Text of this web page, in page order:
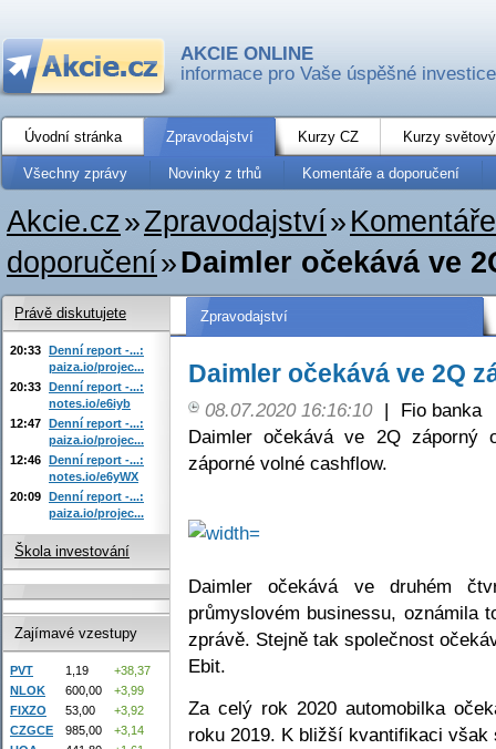
AKCIE ONLINE
informace pro Vaše úspěšné investice
Úvodní stránka Zpravodajství Kurzy CZ Kurzy
Všechny zprávy Novinky z trhů Komentáře a doporučení
Akcie.cz»Zpravodajství»
doporučení»Daimler očekává ve
Zpravodajství
Daimler očekává ve 2Q
08.07.2020 16:16:10 |
Fio banka
Daimler očekává ve 2Q
záporné volné cashflow.
Daimler očekává ve druhém
průmyslovém businessu, oznámila
zprávě. Stejně tak společnost
Ebit.
Za celý rok 2020 automobilka
roku 2019. K bližší kvantifikaci
Právě diskutujete
20:33 Denní report -...:
paiza.io/projec...
20:33 Denní report -...:
notes.io/e6iyb
12:47 Denní report -...:
paiza.io/projec...
12:46 Denní report -...:
notes.io/e6yWX
20:09 Denní report -...:
paiza.io/projec...
Škola investování
Zajímavé vzestupy
PVT 1,19
+38,37
NLOK
600,00
+3,99
FIXZO
53,00
+3,92
CZGCE
985,00
+3,14